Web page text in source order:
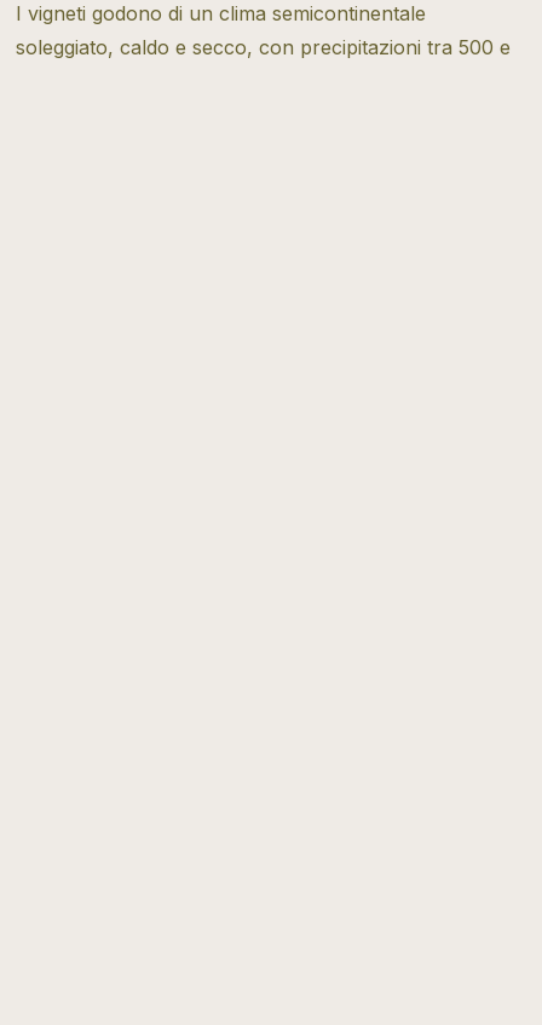
I vigneti godono di un clima semicontinentale
soleggiato, caldo e secco, con precipitazioni tra 500 e